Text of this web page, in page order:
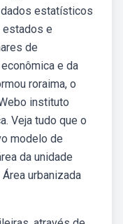
estatísticos
e
de
e da
roraima, o
instituto
Veja tudo que o
modelo de
da unidade
urbanizada